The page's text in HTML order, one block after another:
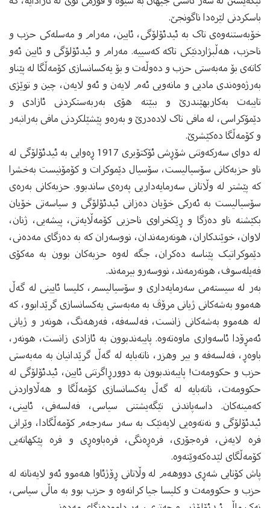
باسکردنی لێره‌دا ناگونجێ.
خۆبه‌ستنه‌وه‌ی تاک به‌ ئیدئۆلۆگی، ئایین، مه‌رام و مه‌سله‌کی حزب و
ناحزب، هه‌ڵبژاردنێکی تاکه‌ که‌سییه‌. مه‌رام و ئیدئۆلۆگی و ئایین ئه‌و
کاته‌ی بۆ مه‌به‌ستی حزب و ده‌وڵه‌ت و بۆ یه‌کسانسازی کۆمه‌ڵگا له‌ پێناو
به‌رژه‌وه‌ندی مادیی و مانه‌ویی ئه‌م لایه‌ن و ئه‌و لایه‌ن، چین و توێژی
تایبه‌ت به‌کاربهێندرێ و ببێته‌ هۆی به‌ربه‌ستکردنی ئازادی و
دێمۆکراسی، له‌ مافی تاک لاده‌درێ و به‌ره‌و پێشێلکردنی مافی به‌رانبه‌ر
و کۆمه‌ڵگا ده‌کێشرێ.
له‌ دوای سه‌رکه‌وتنی شۆڕشی ئۆکتۆبری 1917 ڕه‌وایی به‌ ئیدئۆلۆگی له‌
ناو حزبه‌کانی سۆسیالیست، سۆسیال دێموکرات و کۆمۆنیست به‌خشرا
که‌ پێشتر له‌ وڵاتانی سه‌رمایه‌داریی په‌ره‌ی ساندبوو. حزبه‌کانی به‌ره‌ی
سۆسیالیست‌ به‌ ئه‌رکی خۆیان ده‌زانی ئیدئۆلۆگی و سیاسه‌تی خۆیان
بکێشنه‌ ناو ده‌زگا و ڕێکخراوی ناحزبی کۆمه‌ڵایه‌تی، پیشه‌یی، ژنان،
لاوان، خوێندکاران، هونه‌رمه‌ندان، نووسه‌ران که‌ به‌ ده‌زگای مه‌ده‌نی،
دێموکراتیک پێناسه‌ ده‌کران، جگه‌ له‌وه‌ حزبه‌کان بوون به‌ مه‌کۆی
فه‌یله‌سوف، هونه‌رمه‌ند، نووسه‌رو بیرمه‌ند.
به‌ر له‌ سیسته‌می سه‌رمایه‌داری و سۆسیالیسم، کلیسا ئایینی له‌ گه‌ڵ
هه‌موو به‌شه‌کانی ژیانی مرۆڤ به‌ مه‌به‌ستی یه‌کسانسازی گرێدابوو، که‌
له‌ هه‌موو به‌شه‌کانی زانست، فه‌لسه‌فه‌، فه‌رهه‌نگ، هونه‌ر و ژیانی
ئه‌مڕۆدا ئاسه‌واری ماوه‌ته‌وه‌. پایبه‌ندبوون به‌ ئازادی زانست، هونه‌ر،
باوه‌ڕ، فه‌لسه‌فه‌ و بیر وهزر، ناته‌بایه‌ له‌ گه‌ڵ گرێدانیان به‌ مه‌به‌ستی
حزب و حکوومه‌ت! پایبه‌ندبوون به‌ دوورڕاگرتنی ئایین، ئیدئۆلۆگی له‌
حکوومه‌ت، ناته‌بایه‌ له‌ گه‌ڵ یه‌کسانسازی کۆمه‌ڵگا و هه‌ڵاواردنی
که‌مینه‌کان‌. داسه‌پاندنی تێگه‌یشتنی سیاسی، فه‌لسه‌فی، ئایینی،
ئیدئۆلۆگی و نه‌ته‌وه‌یی لایه‌نێک به‌ سه‌ر سه‌رجه‌م کۆمه‌ڵگادا، وێرانی
فره‌ لایه‌نی، فره‌جۆری، فره‌‌ڕه‌نگی، فره‌‌باوه‌ڕی و فره‌ پێکهاته‌یی
کۆمه‌ڵگای لێده‌که‌وێته‌وه‌.
پاش کۆتایی شه‌ڕی دووهه‌م له‌ وڵاتانی ڕۆژئاوا هه‌موو ئه‌و لایه‌نانه‌ له‌
حزب و حکوومه‌ت و کلیسا جیا کرانه‌وه‌ و حزب بوو به‌ ماڵی سیاسی،